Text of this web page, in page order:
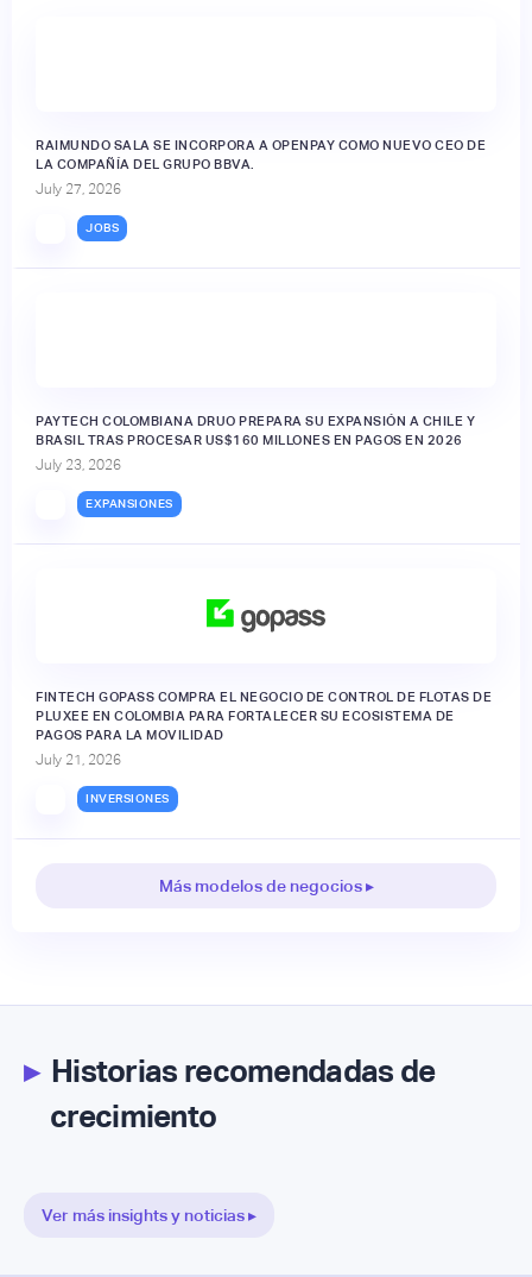
RAIMUNDO SALA SE INCORPORA A OPENPAY COMO NUEVO CEO DE
LA COMPAÑÍA DEL GRUPO BBVA.
July 27, 2026
JOBS
PAYTECH COLOMBIANA DRUO PREPARA SU EXPANSIÓN A CHILE Y
BRASIL TRAS PROCESAR US$160 MILLONES EN PAGOS EN 2026
July 23, 2026
EXPANSIONES
FINTECH GOPASS COMPRA EL NEGOCIO DE CONTROL DE FLOTAS DE
PLUXEE EN COLOMBIA PARA FORTALECER SU ECOSISTEMA DE
PAGOS PARA LA MOVILIDAD
July 21, 2026
INVERSIONES
Más modelos de negocios ▸
▸Historias recomendadas de
crecimiento
Ver más insights y noticias ▸